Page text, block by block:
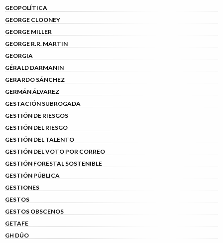
GEOPOLÍTICA
GEORGE CLOONEY
GEORGE MILLER
GEORGE R.R. MARTIN
GEORGIA
GÉRALD DARMANIN
GERARDO SÁNCHEZ
GERMÁN ÁLVAREZ
GESTACIÓN SUBROGADA
GESTIÓN DE RIESGOS
GESTIÓN DEL RIESGO
GESTIÓN DEL TALENTO
GESTIÓN DEL VOTO POR CORREO
GESTIÓN FORESTAL SOSTENIBLE
GESTIÓN PÚBLICA
GESTIONES
GESTOS
GESTOS OBSCENOS
GETAFE
GH DÚO